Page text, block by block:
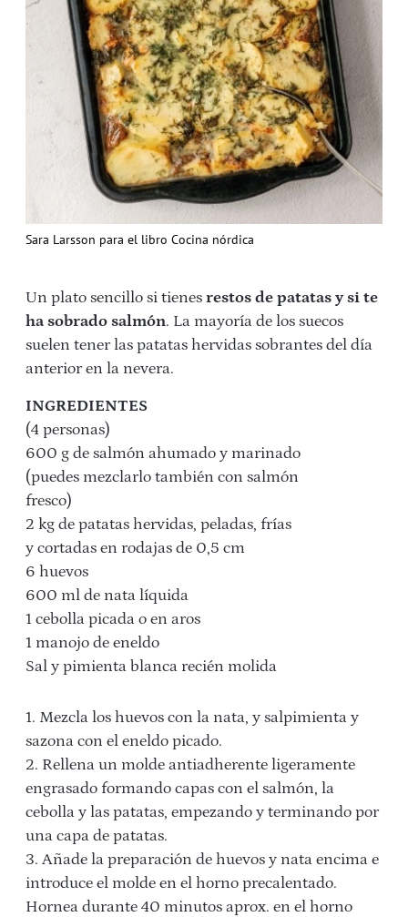
Sara Larsson para el libro Cocina nórdica
Un plato sencillo si tienes restos de patatas y si te
ha sobrado salmón. La mayoría de los suecos
suelen tener las patatas hervidas sobrantes del día
anterior en la nevera.
INGREDIENTES
(4 personas)
600 g de salmón ahumado y marinado
(puedes mezclarlo también con salmón
fresco)
2 kg de patatas hervidas, peladas, frías
y cortadas en rodajas de 0,5 cm
6 huevos
600 ml de nata líquida
1 cebolla picada o en aros
1 manojo de eneldo
Sal y pimienta blanca recién molida
1. Mezcla los huevos con la nata, y salpimienta y
sazona con el eneldo picado.
2. Rellena un molde antiadherente ligeramente
engrasado formando capas con el salmón, la
cebolla y las patatas, empezando y terminando por
una capa de patatas.
3. Añade la preparación de huevos y nata encima e
introduce el molde en el horno precalentado.
Hornea durante 40 minutos aprox. en el horno